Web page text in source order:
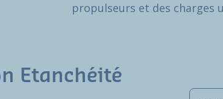
propulseurs et des charges
Etanchéité